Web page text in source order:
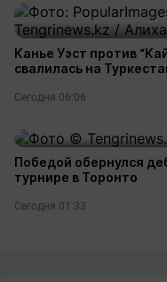
Канье Уэст против
свалилась на
Сегодня 06:06
Победой обернулся
турнире в Торонто
Сегодня 01:33